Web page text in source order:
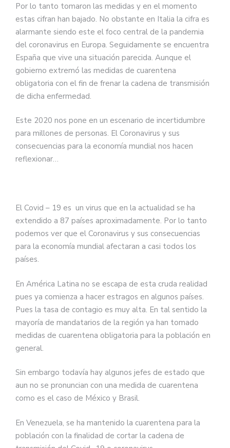
Por lo tanto tomaron las medidas y en el momento
estas cifran han bajado. No obstante en Italia la cifra es
alarmante siendo este el foco central de la pandemia
del coronavirus en Europa. Seguidamente se encuentra
España que vive una situación parecida. Aunque el
gobierno extremó las medidas de cuarentena
obligatoria con el fin de frenar la cadena de transmisión
de dicha enfermedad.
Este 2020 nos pone en un escenario de incertidumbre
para millones de personas. El Coronavirus y sus
consecuencias para la economía mundial nos hacen
reflexionar…
El Covid – 19 es un virus que en la actualidad se ha
extendido a 87 países aproximadamente. Por lo tanto
podemos ver que el Coronavirus y sus consecuencias
para la economía mundial afectaran a casi todos los
países.
En América Latina no se escapa de esta cruda realidad
pues ya comienza a hacer estragos en algunos países.
Pues la tasa de contagio es muy alta. En tal sentido la
mayoría de mandatarios de la región ya han tomado
medidas de cuarentena obligatoria para la población en
general.
Sin embargo todavía hay algunos jefes de estado que
aun no se pronuncian con una medida de cuarentena
como es el caso de México y Brasil.
En Venezuela, se ha mantenido la cuarentena para la
población con la finalidad de cortar la cadena de